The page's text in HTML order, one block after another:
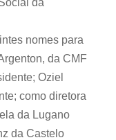
nomes para
da CMF
Oziel
como diretora
da Lugano
da Castelo